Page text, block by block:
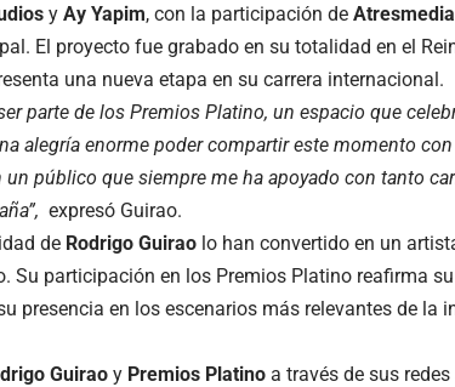
y Ay Yapim, con la participación de Atresmedia
El proyecto fue grabado en su totalidad en el
una nueva etapa en su carrera internacional.
parte de los Premios Platino, un espacio que
alegría enorme poder compartir este momento
público que siempre me ha apoyado con tanto
expresó Guirao.
de Rodrigo Guirao lo han convertido en un
Su participación en los Premios Platino reafirma
presencia en los escenarios más relevantes de la
Guirao y Premios Platino a través de sus